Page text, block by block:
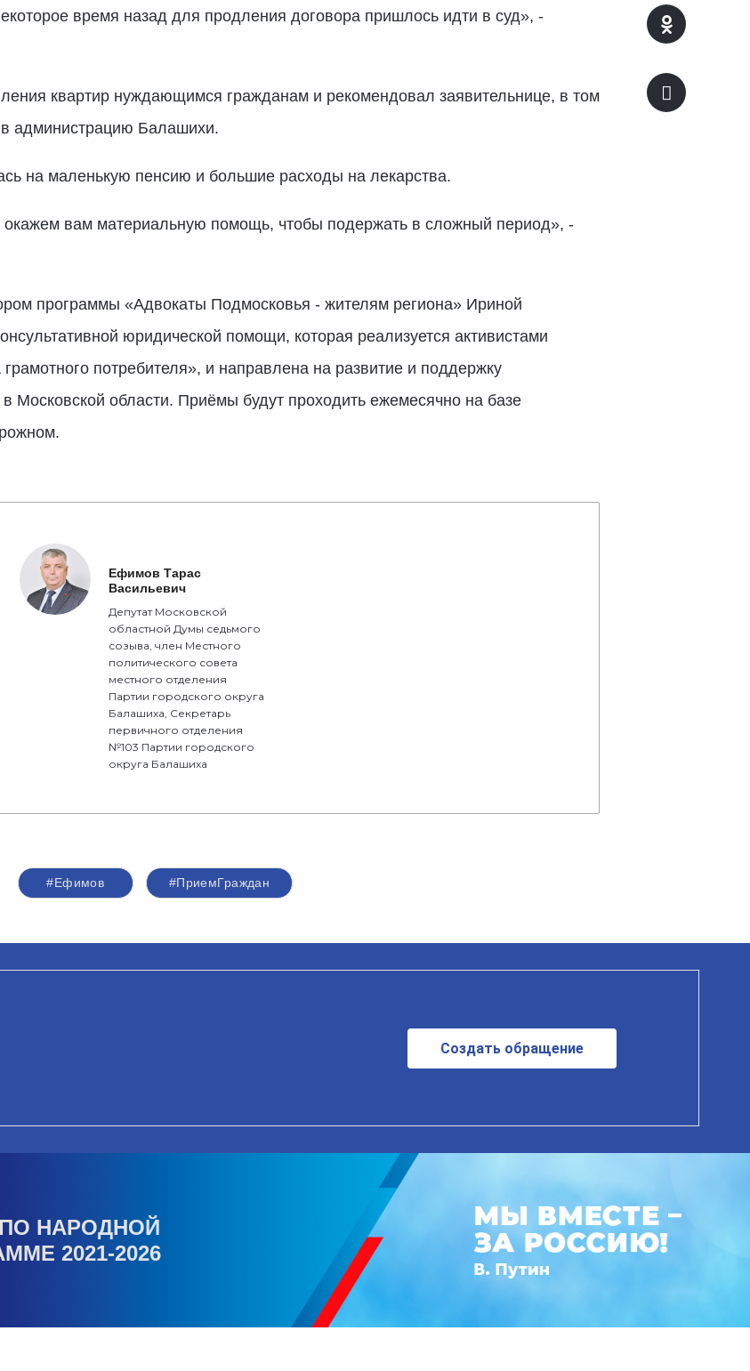
время назад для продления договора пришлось идти в суд», -
квартир нуждающимся гражданам и рекомендовал заявительнице, в том
администрацию Балашихи.
на маленькую пенсию и большие расходы на лекарства.
вам материальную помощь, чтобы подержать в сложный период», -
программы «Адвокаты Подмосковья - жителям региона» Ириной
юридической помощи, которая реализуется активистами
потребителя», и направлена на развитие и поддержку
Московской области. Приёмы будут проходить ежемесячно на базе
Ефимов Тарас
Васильевич
Депутат Московской
областной Думы седьмого
созыва, член Местного
политического совета
местного отделения
Партии городского округа
Балашиха, Секретарь
первичного отделения
№103 Партии городского
округа Балашиха
#Ефимов #ПриемГраждан
Создать обращение
НАРОДНОЙ
2021-2026